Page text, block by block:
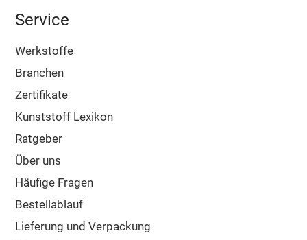
Service
Werkstoffe
Branchen
Zertifikate
Kunststoff Lexikon
Ratgeber
Über uns
Häufige Fragen
Bestellablauf
Lieferung und Verpackung